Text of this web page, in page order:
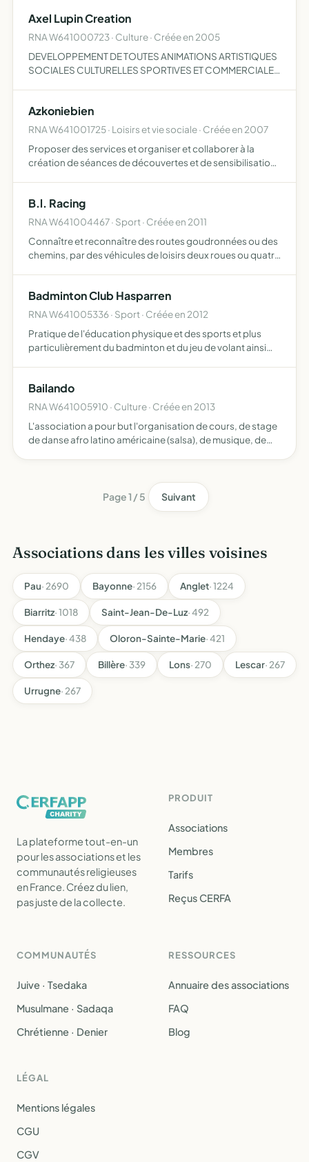
promouv…
Axel Lupin Creation
RNA W641000723 · Culture · Créée en 2005
DEVELOPPEMENT DE TOUTES ANIMATIONS ARTISTIQUES
SOCIALES CULTURELLES SPORTIVES ET COMMERCIALES
Azkoniebien
RNA W641001725 · Loisirs et vie sociale · Créée en 2007
Proposer des services et organiser et collaborer à la
création de séances de découvertes et de sensibilisation
B.l. Racing
RNA W641004467 · Sport · Créée en 2011
Connaître et reconnaître des routes goudronnées ou des
chemins, par des véhicules de loisirs deux roues ou quatre
Badminton Club Hasparren
RNA W641005336 · Sport · Créée en 2012
Pratique de l'éducation physique et des sports et plus
particulièrement du badminton et du jeu de volant ainsi
Bailando
RNA W641005910 · Culture · Créée en 2013
L'association a pour but l'organisation de cours, de stage
de danse afro latino américaine (salsa), de musique, de
Page 1 / 5 Suivant
Associations dans les villes voisines
Pau· 2690 Bayonne· 2156 Anglet· 1224
Biarritz· 1018 Saint-Jean-De-Luz· 492
Hendaye· 438 Oloron-Sainte-Marie· 421
Orthez· 367 Billère· 339 Lons· 270 Lescar· 267
Urrugne· 267
La plateforme tout-en-un
pour les associations et les
communautés religieuses
en France. Créez du lien,
pas juste de la collecte.
PRODUIT
Associations
Membres
Tarifs
Reçus CERFA
COMMUNAUTÉS
Juive · Tsedaka
Musulmane · Sadaqa
Chrétienne · Denier
RESSOURCES
Annuaire des associations
FAQ
Blog
LÉGAL
Mentions légales
CGU
CGV